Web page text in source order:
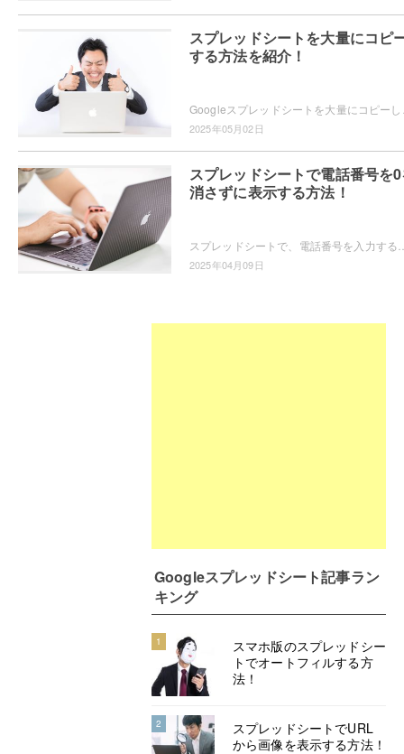
スプレッドシートを大量にコピ
する方法を紹介！
2025年05月02日
スプレッドシートで電話番号を
消さずに表示する方法！
2025年04月09日
Googleスプレッドシート記事ラン
キング
1
スマホ版のスプレッドシー
トでオートフィルする方
法！
2
スプレッドシートでURL
から画像を表示する方法！